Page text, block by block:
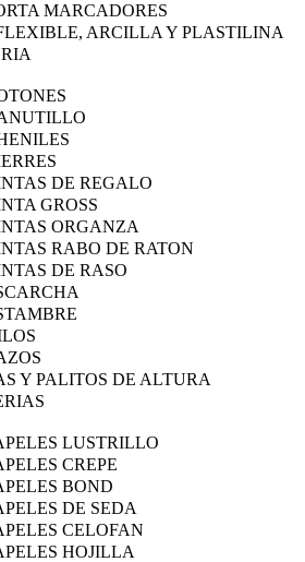
MARCADORES
ARCILLA Y PLASTILINA
DE REGALO
GROSS
ORGANZA
RABO DE RATON
DE RASO
Y PALITOS DE ALTURA
LUSTRILLO
CREPE
BOND
DE SEDA
CELOFAN
HOJILLA